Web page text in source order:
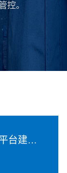
控。
化工园区安全风险智能化管控平台建设方案